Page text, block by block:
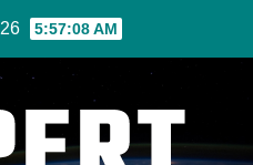
5:57:09 AM